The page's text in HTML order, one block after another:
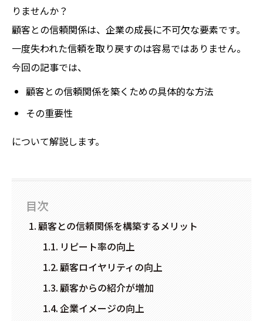
りませんか？
顧客との信頼関係は、企業の成長に不可欠な要素です。
一度失われた信頼を取り戻すのは容易ではありません。
今回の記事では、
顧客との信頼関係を築くための具体的な方法
その重要性
について解説します。
目次
顧客との信頼関係を構築するメリット
リピート率の向上
顧客ロイヤリティの向上
顧客からの紹介が増加
企業イメージの向上